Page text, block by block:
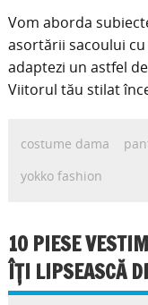
Vom aborda
asortării sacoului
adaptezi un astfel
Viitorul tău stilat
costume dama
yokko fashion
10 PIESE
ÎȚI LIPSEASCĂ